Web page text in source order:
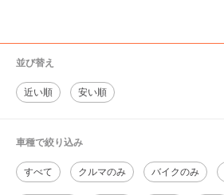
並び替え
近い順 安い順
車種で絞り込み
すべて クルマのみ バイクのみ